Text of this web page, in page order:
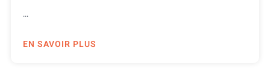
...
EN SAVOIR PLUS